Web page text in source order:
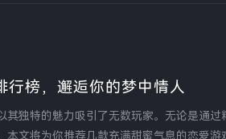
行榜，邂逅你的梦中情人
独特的魅力吸引了无数玩家。无论是通过
文将为你推荐几款充满甜蜜气息的恋爱游戏